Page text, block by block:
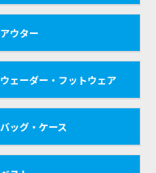
アウター
ウェーダー・フットウェア
バッグ・ケース